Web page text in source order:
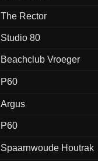
The Rector
Studio 80
Beachclub Vroeger
P60
Argus
P60
Spaarnwoude Houtrak